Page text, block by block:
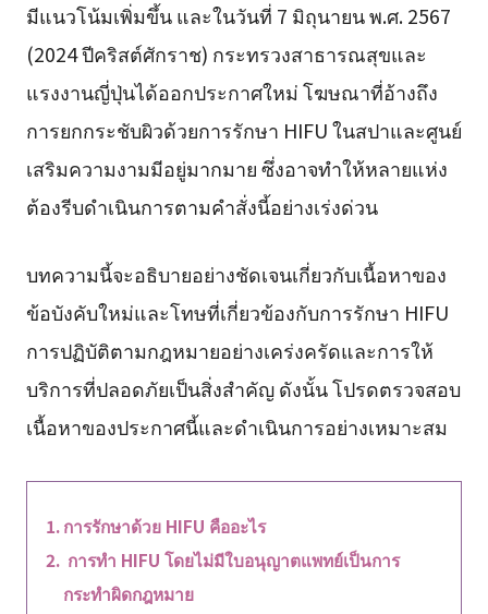
มีแนวโน้มเพิ่มขึ้น และในวันที่ 7 มิถุนายน พ.ศ. 2567
(2024 ปีคริสต์ศักราช) กระทรวงสาธารณสุขและ
แรงงานญี่ปุ่นได้ออกประกาศใหม่ โฆษณาที่อ้างถึง
การยกกระชับผิวด้วยการรักษา HIFU ในสปาและศูนย์
เสริมความงามมีอยู่มากมาย ซึ่งอาจทำให้หลายแห่ง
ต้องรีบดำเนินการตามคำสั่งนี้อย่างเร่งด่วน
บทความนี้จะอธิบายอย่างชัดเจนเกี่ยวกับเนื้อหาของ
ข้อบังคับใหม่และโทษที่เกี่ยวข้องกับการรักษา HIFU
การปฏิบัติตามกฎหมายอย่างเคร่งครัดและการให้
บริการที่ปลอดภัยเป็นสิ่งสำคัญ ดังนั้น โปรดตรวจสอบ
เนื้อหาของประกาศนี้และดำเนินการอย่างเหมาะสม
การรักษาด้วย HIFU คืออะไร
การทำ HIFU โดยไม่มีใบอนุญาตแพทย์เป็นการ
กระทำผิดกฎหมาย